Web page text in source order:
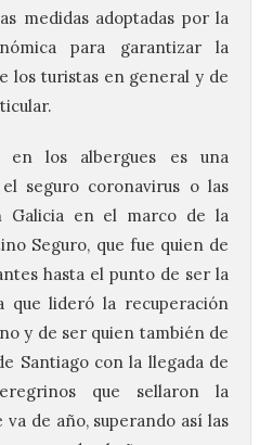
medidas adoptadas por la
para garantizar la
los turistas en general y de
en los albergues es una
seguro coronavirus o las
Galicia en el marco de la
Seguro, que fue quien de
hasta el punto de ser la
que lideró la recuperación
y de ser quien también de
Santiago con la llegada de
que sellaron la
de año, superando así las
Feria
a
el 9 de
aledaños del
cisterciense
María la Real de